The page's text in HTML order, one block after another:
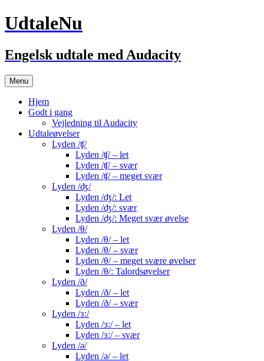
UdtaleNu
Engelsk udtale med Audacity
Menu Hop
til
indhold
Hjem
Godt i gang
Vejledning til Audacity
Udtaleøvelser
Lyden /ʧ/
Lyden /ʧ/ – let
Lyden /ʧ/ – svær
Lyden /ʧ/ – meget svær
Lyden /ʤ/
Lyden /ʤ/: Let
Lyden /ʤ/: svær
Lyden /ʤ/: Meget svær øvelse
Lyden /θ/
Lyden /θ/ – let
Lyden /θ/ – svær
Lyden /θ/ – meget svære øvelser
Lyden /θ/: Talordsøvelser
Lyden /ð/
Lyden /ð/ – let
Lyden /ð/ – svær
Lyden /ɜ:/
Lyden /ɜ:/ – let
Lyden /ɜ:/ – svær
Lyden /ə/
Lyden /ə/ – let